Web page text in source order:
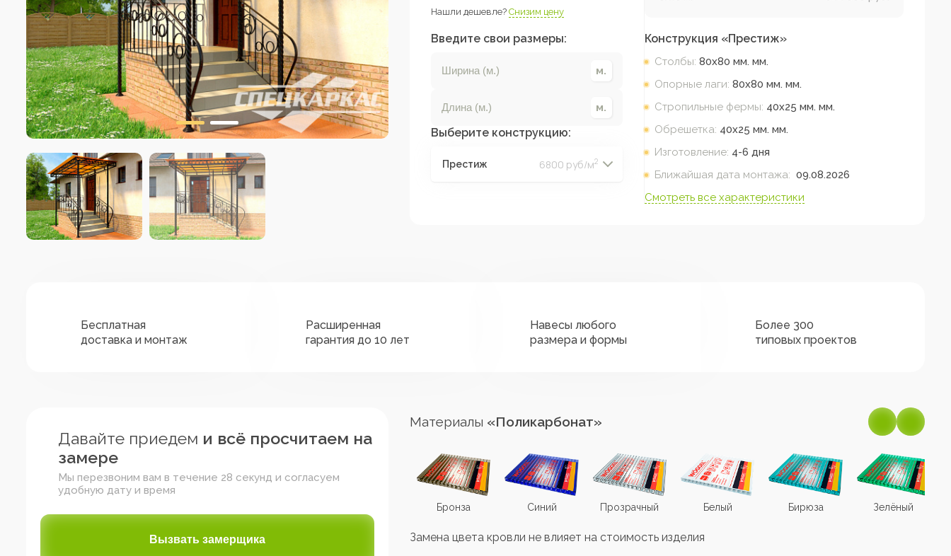
Нашли дешевле? Снизим цену
Введите свои размеры:
Выберите конструкцию:
Престиж 6800 руб/м2
Конструкция «Престиж»
Столбы: 80х80 мм. мм.
Опорные лаги: 80х80 мм. мм.
Стропильные фермы: 40х25 мм. мм.
Обрешетка: 40х25 мм. мм.
Изготовление: 4-6 дня
Ближайшая дата монтажа: 09.08.2026
Смотреть все характеристики
Бесплатная
доставка и монтаж
Расширенная
гарантия до 10 лет
Навесы любого
размера и формы
Более 300
типовых проектов
Давайте приедем и всё просчитаем на
замере
Мы перезвоним вам в течение 28 секунд и согласуем
удобную дату и время
Вызвать замерщика
Материалы «Поликарбонат»
Бронза Синий Прозрачный Белый Бирюза Зелёный
Замена цвета кровли не влияет на стоимость изделия